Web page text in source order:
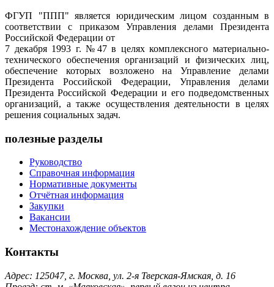
ФГУП "ППП" является юридическим лицом созданным в
соответствии с приказом Управления делами Президента
Российской Федерации от
7 декабря 1993 г. №47 в целях комплексного материально-
технического обеспечения организаций и физических лиц,
обеспечение которых возложено на Управление делами
Президента Российской Федерации, Управления делами
Президента Российской Федерации и его подведомственных
организаций, а также осуществления деятельности в целях
решения социальных задач.
полезные разделы
Руководство
Справочная информация
Нормативные документы
Отчётная информация
Закупки
Вакансии
Местонахождение объектов
Контакты
Адрес: 125047, г. Москва, ул. 2-я Тверская-Ямская, д. 16